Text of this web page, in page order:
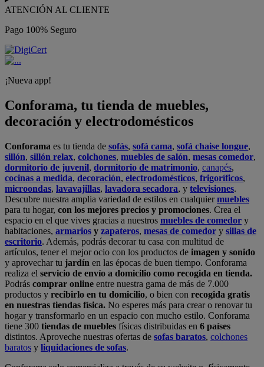
ATENCIÓN AL CLIENTE
Pago 100% Seguro
¡Nueva app!
Conforama, tu tienda de muebles,
decoración y electrodomésticos
Conforama es tu tienda de sofás, sofá cama, sofá chaise longue,
sillón, sillón relax, colchones, muebles de salón, mesas comedor,
dormitorio de juvenil, dormitorio de matrimonio, canapés,
cocinas a medida, decoración, electrodomésticos, frigoríficos,
microondas, lavavajillas, lavadora secadora, y televisiones.
Descubre nuestra amplia variedad de estilos en cualquiermuebles
para tu hogar, con los mejores precios y promociones. Crea el
espacio en el que vives gracias a nuestros muebles de comedor y
habitaciones, armarios y zapateros, mesas de comedor y sillas de
escritorio. Además, podrás decorar tu casa con multitud de
artículos, tener el mejor ocio con los productos de imagen y sonido
y aprovechar tu jardín en las épocas de buen tiempo. Conforama
realiza el servicio de envío a domicilio como recogida en tienda.
Podrás comprar online entre nuestra gama de más de 7.000
productos y recibirlo en tu domicilio, o bien con recogida gratis
en nuestras tiendas física. No esperes más para crear o renovar tu
hogar y transformarlo en un espacio con mucho estilo. Conforama
tiene 300 tiendas de muebles físicas distribuidas en 6 países
distintos. Aproveche nuestras ofertas de sofas baratos, colchones
baratos y liquidaciones de sofas.